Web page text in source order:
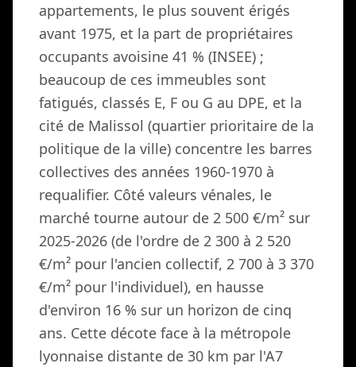
appartements, le plus souvent érigés
avant 1975, et la part de propriétaires
occupants avoisine 41 % (INSEE) ;
beaucoup de ces immeubles sont
fatigués, classés E, F ou G au DPE, et la
cité de Malissol (quartier prioritaire de la
politique de la ville) concentre les barres
collectives des années 1960-1970 à
requalifier. Côté valeurs vénales, le
marché tourne autour de 2 500 €/m² sur
2025-2026 (de l'ordre de 2 300 à 2 520
€/m² pour l'ancien collectif, 2 700 à 3 370
€/m² pour l'individuel), en hausse
d'environ 16 % sur un horizon de cinq
ans. Cette décote face à la métropole
lyonnaise distante de 30 km par l'A7